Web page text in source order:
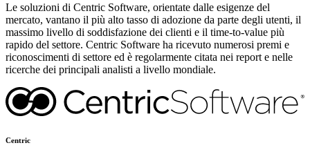
Le soluzioni di Centric Software, orientate dalle esigenze del
mercato, vantano il più alto tasso di adozione da parte degli utenti, il
massimo livello di soddisfazione dei clienti e il time-to-value più
rapido del settore. Centric Software ha ricevuto numerosi premi e
riconoscimenti di settore ed è regolarmente citata nei report e nelle
ricerche dei principali analisti a livello mondiale.
Centric